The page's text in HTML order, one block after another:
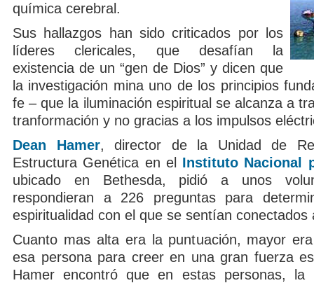
química cerebral.
Sus hallazgos han sido criticados por los
líderes clericales, que desafían la
existencia de un “gen de Dios” y dicen que
la investigación mina uno de los principios
fe – que la iluminación espiritual se alcanza a
tranformación y no gracias a los impulsos
Dean Hamer, director de la Unidad de
Estructura Genética en el Instituto Nacional
ubicado en Bethesda, pidió a unos
respondieran a 226 preguntas para
espiritualidad con el que se sentían conectados
Cuanto mas alta era la puntuación, mayor
esa persona para creer en una gran fuerza
Hamer encontró que en estas personas, la